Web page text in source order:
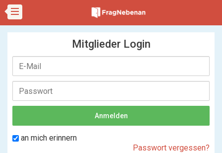
Mitglieder Login
an mich erinnern
Passwort vergessen?